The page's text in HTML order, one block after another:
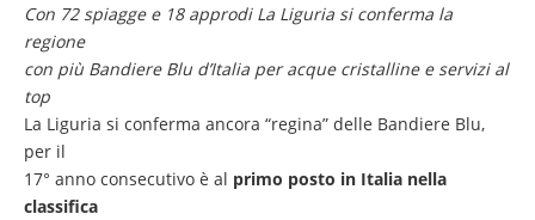
Con 72 spiagge e 18 approdi La Liguria si conferma la
regione
con più Bandiere Blu d’Italia per acque cristalline e servizi al
top
La Liguria si conferma ancora “regina” delle Bandiere Blu,
per il
17° anno consecutivo è al primo posto in Italia nella
classifica